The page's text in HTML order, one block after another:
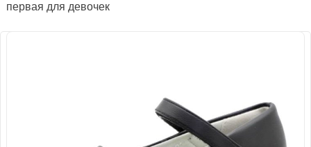
первая для девочек